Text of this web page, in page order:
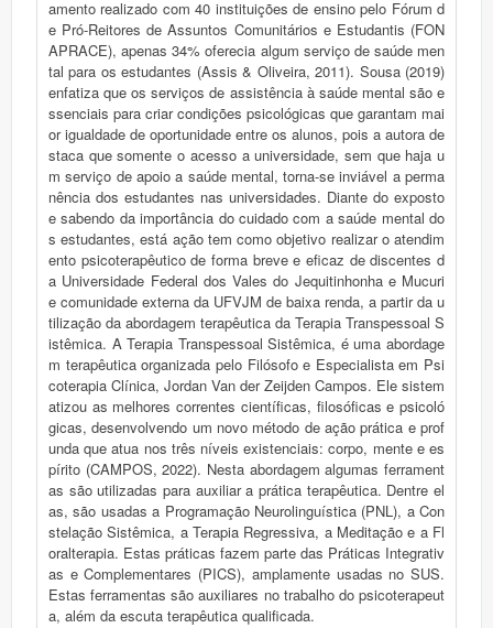
amento realizado com 40 instituições de ensino pelo Fórum d
e Pró-Reitores de Assuntos Comunitários e Estudantis (FON
APRACE), apenas 34% oferecia algum serviço de saúde men
tal para os estudantes (Assis & Oliveira, 2011). Sousa (2019)
enfatiza que os serviços de assistência à saúde mental são e
ssenciais para criar condições psicológicas que garantam mai
or igualdade de oportunidade entre os alunos, pois a autora de
staca que somente o acesso a universidade, sem que haja u
m serviço de apoio a saúde mental, torna-se inviável a perma
nência dos estudantes nas universidades. Diante do exposto
e sabendo da importância do cuidado com a saúde mental do
s estudantes, está ação tem como objetivo realizar o atendim
ento psicoterapêutico de forma breve e eficaz de discentes d
a Universidade Federal dos Vales do Jequitinhonha e Mucuri
e comunidade externa da UFVJM de baixa renda, a partir da u
tilização da abordagem terapêutica da Terapia Transpessoal S
istêmica. A Terapia Transpessoal Sistêmica, é uma abordage
m terapêutica organizada pelo Filósofo e Especialista em Psi
coterapia Clínica, Jordan Van der Zeijden Campos. Ele sistem
atizou as melhores correntes científicas, filosóficas e psicoló
gicas, desenvolvendo um novo método de ação prática e prof
unda que atua nos três níveis existenciais: corpo, mente e es
pírito (CAMPOS, 2022). Nesta abordagem algumas ferrament
as são utilizadas para auxiliar a prática terapêutica. Dentre el
as, são usadas a Programação Neurolinguística (PNL), a Con
stelação Sistêmica, a Terapia Regressiva, a Meditação e a Fl
oralterapia. Estas práticas fazem parte das Práticas Integrativ
as e Complementares (PICS), amplamente usadas no SUS.
Estas ferramentas são auxiliares no trabalho do psicoterapeut
a, além da escuta terapêutica qualificada.